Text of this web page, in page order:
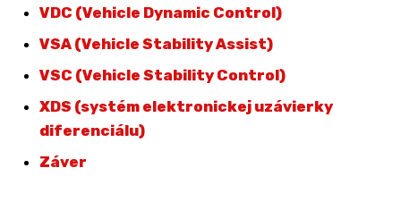
VDC (Vehicle Dynamic Control)
VSA (Vehicle Stability Assist)
VSC (Vehicle Stability Control)
XDS (systém elektronickej uzávierky
diferenciálu)
Záver